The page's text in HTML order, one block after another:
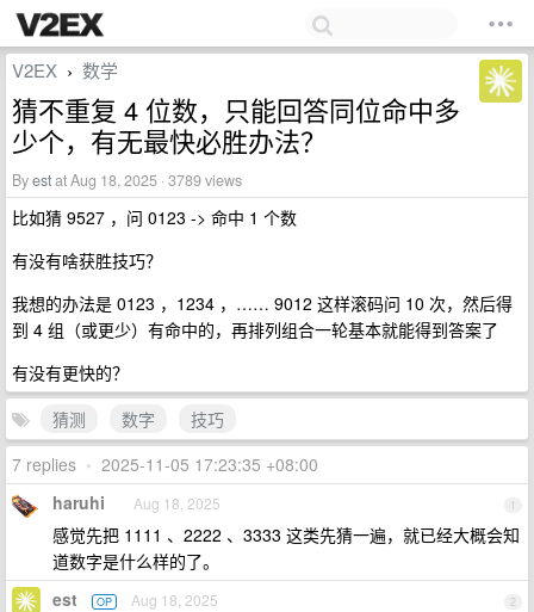
V2EX › 数学
猜不重复 4 位数，只能回答同位命中多
少个，有无最快必胜办法？
Byestat Aug 18, 2025 · 3789 views
比如猜 9527 ，问 0123 -> 命中 1 个数
有没有啥获胜技巧？
我想的办法是 0123 ，1234 ，…… 9012 这样滚码问 10 次，然后得
到 4 组（或更少）有命中的，再排列组合一轮基本就能得到答案了
有没有更快的？
猜测
数字
技巧
7 replies • 2025-11-05 17:23:35 +08:00
1
haruhi Aug 18, 2025
感觉先把 1111 、2222 、3333 这类先猜一遍，就已经大概会知
道数字是什么样的了。
2
est OP Aug 18, 2025